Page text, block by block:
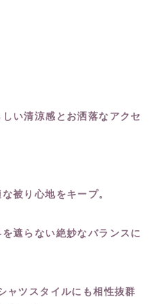
い清涼感とお洒落なアクセ
被り心地をキープ。
遮らない絶妙なバランスに
ャツスタイルにも相性抜群